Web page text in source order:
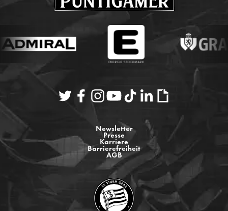
Newsletter
Presse
Karriere
Barrierefreiheit
AGB